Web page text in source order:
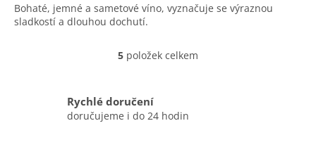
Bohaté, jemné a sametové víno, vyznačuje se výraznou
sladkostí a dlouhou dochutí.
O
d
5 položek celkem
Rychlé doručení
doručujeme i do 24 hodin